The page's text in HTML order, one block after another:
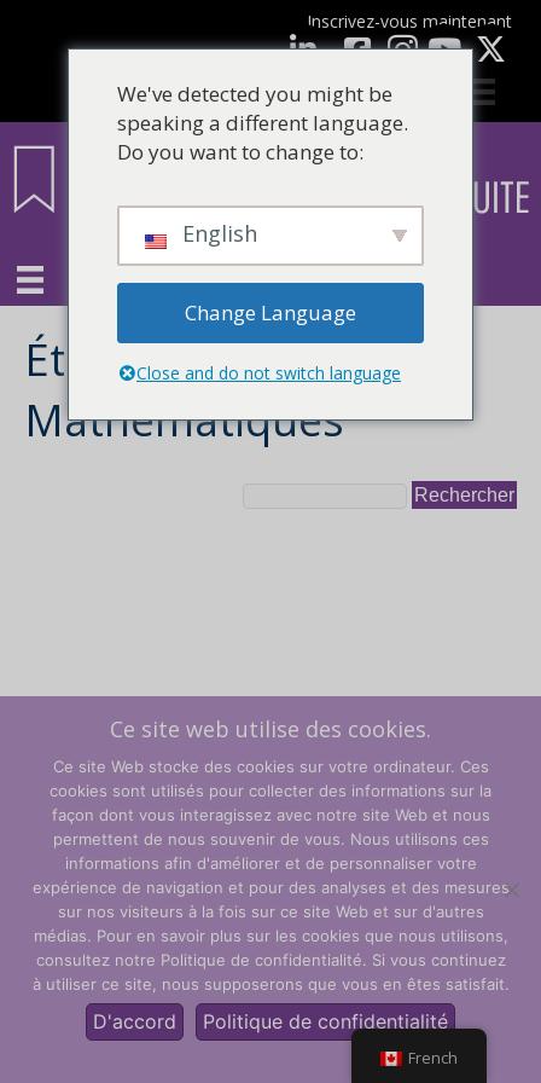
Inscrivez-vous maintenant
LinkedInFacebook Youtube
Étiquette du sujet :
Mathématiques
Termes et conditions
Politique de confidentialité
© CLARITY Learning Suite Global Inc. Tous droits réservés.
French
We've detected you might be
speaking a different language.
Do you want to change to:
English
Change Language
Close and do not switch language
Ce site web utilise des cookies.
Ce site Web stocke des cookies sur votre ordinateur. Ces
cookies sont utilisés pour collecter des informations sur la
façon dont vous interagissez avec notre site Web et nous
permettent de nous souvenir de vous. Nous utilisons ces
informations afin d'améliorer et de personnaliser votre
expérience de navigation et pour des analyses et des mesures
sur nos visiteurs à la fois sur ce site Web et sur d'autres
médias. Pour en savoir plus sur les cookies que nous utilisons,
consultez notre Politique de confidentialité. Si vous continuez
à utiliser ce site, nous supposerons que vous en êtes satisfait.
D'accord Politique de confidentialité